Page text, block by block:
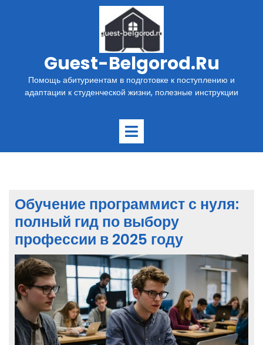
Guest-Belgorod.ru
Помощь абитуриентам в подготовке к поступлению и
адаптации к студенческой жизни, полезные инструкции
Открыть
Обучение программист с нуля:
полный гид по выбору
профессии в 2025 году